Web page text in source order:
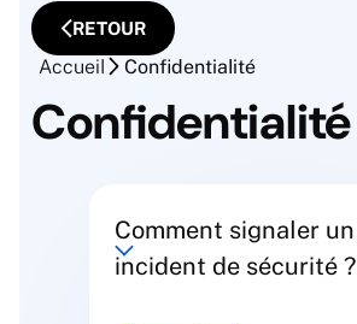
Accueil Confidentialité
RETOUR
Confidentialité
Comment signaler un
incident de sécurité ?